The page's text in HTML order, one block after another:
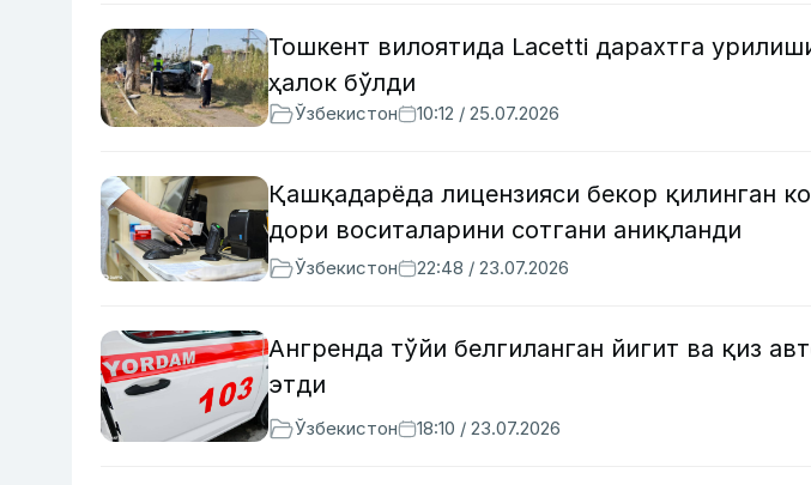
Тошкент вилоятида Lacetti дарахтга
ҳалок бўлди
Ўзбекистон 10:12 / 25.07.2026
Қашқадарёда лицензияси бекор қилинган
дори воситаларини сотгани аниқланди
Ўзбекистон 22:48 / 23.07.2026
Ангренда тўйи белгиланган йигит ва қиз
этди
Ўзбекистон 18:10 / 23.07.2026